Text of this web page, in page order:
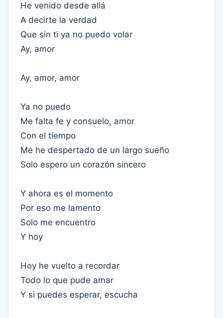
He venido desde allá
A decirte la verdad
Que sin ti ya no puedo volar
Ay, amor
Ay, amor, amor
Ya no puedo
Me falta fe y consuelo, amor
Con el tiempo
Me he despertado de un largo sueño
Solo espero un corazón sincero
Y ahora es el momento
Por eso me lamento
Solo me encuentro
Y hoy
Hoy he vuelto a recordar
Todo lo que pude amar
Y si puedes esperar, escucha